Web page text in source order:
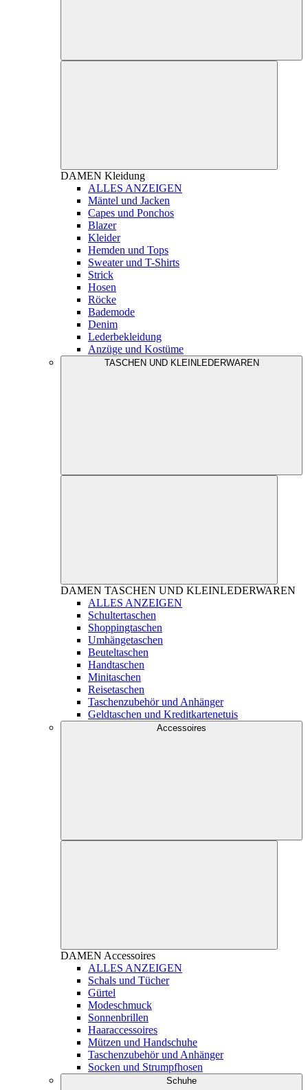
DAMEN Kleidung
ALLES ANZEIGEN
Mäntel und Jacken
Capes und Ponchos
Blazer
Kleider
Hemden und Tops
Sweater und T-Shirts
Strick
Hosen
Röcke
Bademode
Denim
Lederbekleidung
Anzüge und Kostüme
TASCHEN UND KLEINLEDERWAREN
DAMEN TASCHEN UND KLEINLEDERWAREN
ALLES ANZEIGEN
Schultertaschen
Shoppingtaschen
Umhängetaschen
Beuteltaschen
Handtaschen
Minitaschen
Reisetaschen
Taschenzubehör und Anhänger
Geldtaschen und Kreditkartenetuis
Accessoires
DAMEN Accessoires
ALLES ANZEIGEN
Schals und Tücher
Gürtel
Modeschmuck
Sonnenbrillen
Haaraccessoires
Mützen und Handschuhe
Taschenzubehör und Anhänger
Socken und Strumpfhosen
Schuhe